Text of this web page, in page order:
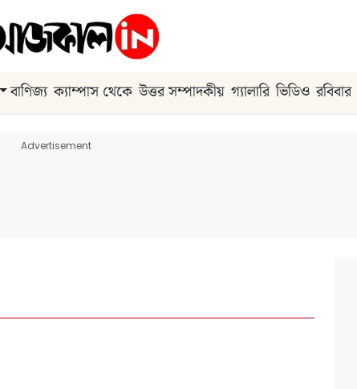
বাণিজ্য ক্যাম্পাস থেকে উত্তর সম্পাদকীয় গ্যালারি ভিডিও রবিবার
Advertisement